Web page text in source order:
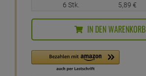
6 Stk.
5, 89 €
IN DEN WARENKORB